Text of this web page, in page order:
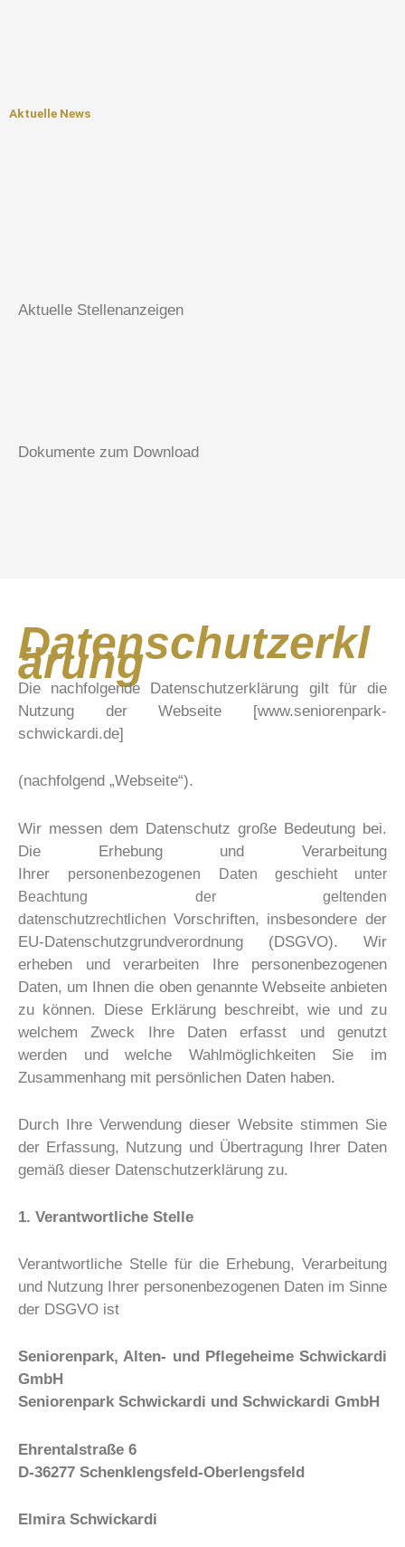
Aktuelle News
Aktuelle Stellenanzeigen
Dokumente zum Download
Datenschutzerkl
ärung
Die nachfolgende Datenschutzerklärung gilt für die
Nutzung der Webseite [www.seniorenpark-
schwickardi.de]
(nachfolgend „Webseite“).
Wir messen dem Datenschutz große Bedeutung bei.
Die Erhebung und Verarbeitung
Ihrer
personenbezogenen Daten geschieht unter
Beachtung der geltenden
datenschutzrechtlichen Vorschriften, insbesondere der
EU-Datenschutzgrundverordnung (DSGVO). Wir
erheben und verarbeiten Ihre personenbezogenen
Daten, um Ihnen die oben genannte Webseite anbieten
zu können. Diese Erklärung beschreibt, wie und zu
welchem Zweck Ihre Daten erfasst und genutzt
werden und welche Wahlmöglichkeiten Sie im
Zusammenhang mit persönlichen Daten haben.
Durch Ihre Verwendung dieser Website stimmen Sie
der Erfassung, Nutzung und Übertragung Ihrer Daten
gemäß dieser Datenschutzerklärung zu.
1. Verantwortliche Stelle
Verantwortliche Stelle für die Erhebung, Verarbeitung
und Nutzung Ihrer personenbezogenen Daten im Sinne
der DSGVO ist
Seniorenpark, Alten- und Pflegeheime Schwickardi
GmbH
Seniorenpark Schwickardi und Schwickardi GmbH
Ehrentalstraße 6
D-36277 Schenklengsfeld-Oberlengsfeld
Elmira Schwickardi